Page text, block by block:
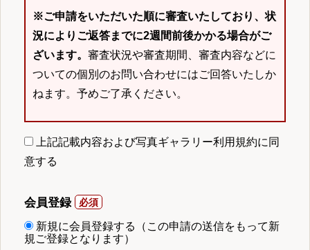
※ご申請をいただいた順に審査いたしており、状
況によりご返答までに2週間前後かかる場合がご
ざいます。 審査状況や審査期間、審査内容などに
ついての個別のお問い合わせにはご回答いたしか
ねます。予めご了承ください。
上記記載内容および写真ギャラリー利用規約に同
意する
会員登録
新規に会員登録する（この申請の送信をもって新
規ご登録となります）